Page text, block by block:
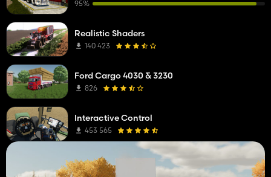
95%
Realistic Shaders
140 423
Ford Cargo 4030 & 3230
826
Interactive Control
453 565